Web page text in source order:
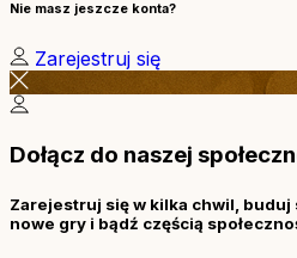
Nie masz jeszcze konta?
Zarejestruj się
Dołącz do naszej
Zarejestruj się w kilka chwil,
nowe gry i bądź częścią